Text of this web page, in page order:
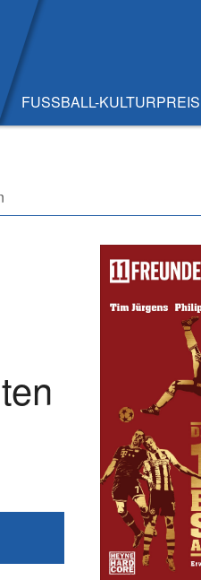
FUSSBALL-KULTURPREIS